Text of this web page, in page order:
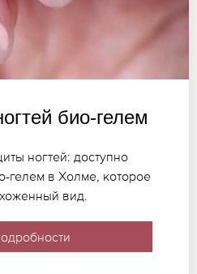
био-гелем
ногтей: доступно
гелем в Холме, которое
вид.